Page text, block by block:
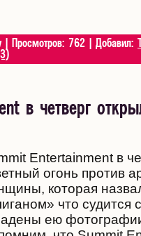
| Просмотров: 762 | Добавил:
в четверг
Entertainment в
огонь против
которая
что судится
ею